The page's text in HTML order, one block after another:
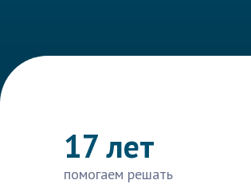
17 лет
помогаем решать